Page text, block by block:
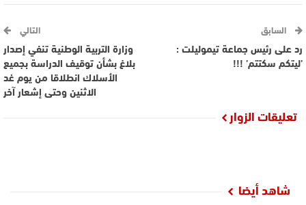
السابق
رد على رئيس جماعة تيموليلت :
’ليتكم سكتتم’ !!!
التالي
وزارة التربية الوطنية تنفي إصدار
بلاغ بشأن توقيف الدراسة بجميع
الأسلاك انطلاقا من يوم غد
الاثنين وحتى إشعار آخر
تعليقات الزوار
شاهد أيضا